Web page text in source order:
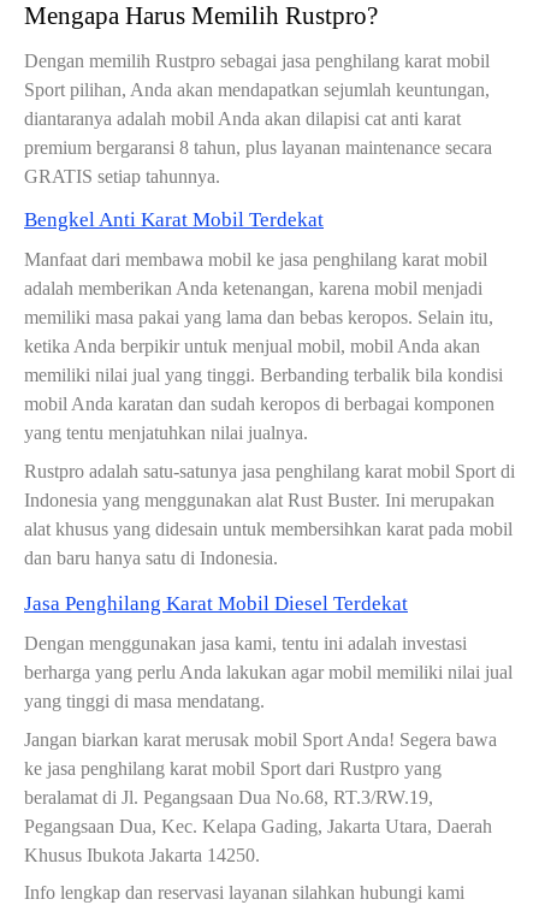
Mengapa Harus Memilih Rustpro?
Dengan memilih Rustpro sebagai jasa penghilang karat mobil
Sport pilihan, Anda akan mendapatkan sejumlah keuntungan,
diantaranya adalah mobil Anda akan dilapisi cat anti karat
premium bergaransi 8 tahun, plus layanan maintenance secara
GRATIS setiap tahunnya.
Bengkel Anti Karat Mobil Terdekat
Manfaat dari membawa mobil ke jasa penghilang karat mobil
adalah memberikan Anda ketenangan, karena mobil menjadi
memiliki masa pakai yang lama dan bebas keropos. Selain itu,
ketika Anda berpikir untuk menjual mobil, mobil Anda akan
memiliki nilai jual yang tinggi. Berbanding terbalik bila kondisi
mobil Anda karatan dan sudah keropos di berbagai komponen
yang tentu menjatuhkan nilai jualnya.
Rustpro adalah satu-satunya jasa penghilang karat mobil Sport di
Indonesia yang menggunakan alat Rust Buster. Ini merupakan
alat khusus yang didesain untuk membersihkan karat pada mobil
dan baru hanya satu di Indonesia.
Jasa Penghilang Karat Mobil Diesel Terdekat
Dengan menggunakan jasa kami, tentu ini adalah investasi
berharga yang perlu Anda lakukan agar mobil memiliki nilai jual
yang tinggi di masa mendatang.
Jangan biarkan karat merusak mobil Sport Anda! Segera bawa
ke jasa penghilang karat mobil Sport dari Rustpro yang
beralamat di Jl. Pegangsaan Dua No.68, RT.3/RW.19,
Pegangsaan Dua, Kec. Kelapa Gading, Jakarta Utara, Daerah
Khusus Ibukota Jakarta 14250.
Info lengkap dan reservasi layanan silahkan hubungi kami